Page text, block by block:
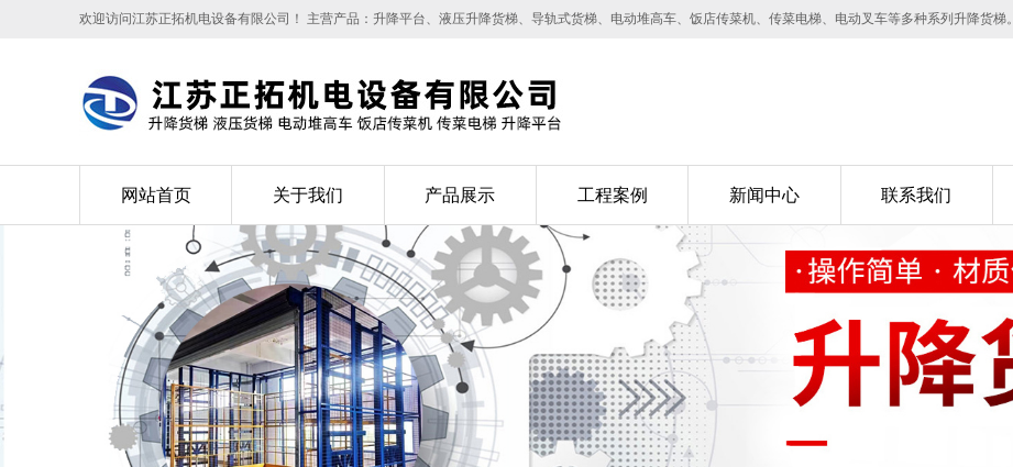
欢迎访问江苏正拓机电设备有限公司！ 主营产品：升降平台、液压升降货梯、导轨式货梯、电动堆高车、饭店传菜机、传菜电梯、电动叉车等多种系列升降货梯。
网站首页 关于我们 产品展示 工程案例 新闻中心 联系我们